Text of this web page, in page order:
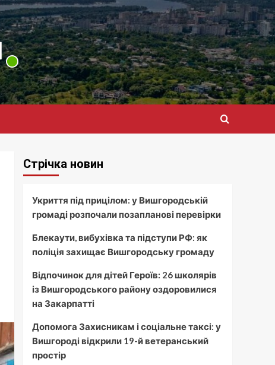
Стрічка новин
Укриття під прицілом: у Вишгородській
громаді розпочали позапланові перевірки
Блекаути, вибухівка та підступи РФ: як
поліція захищає Вишгородську громаду
Відпочинок для дітей Героїв: 26 школярів
із Вишгородського району оздоровилися
на Закарпатті
Допомога Захисникам і соціальне таксі: у
Вишгороді відкрили 19-й ветеранський
простір